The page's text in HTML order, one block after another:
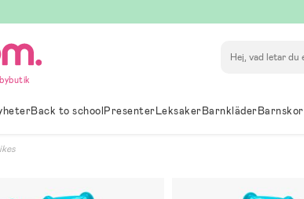
Back to schoolPresenterLeksakerBarnkläderBarnskor